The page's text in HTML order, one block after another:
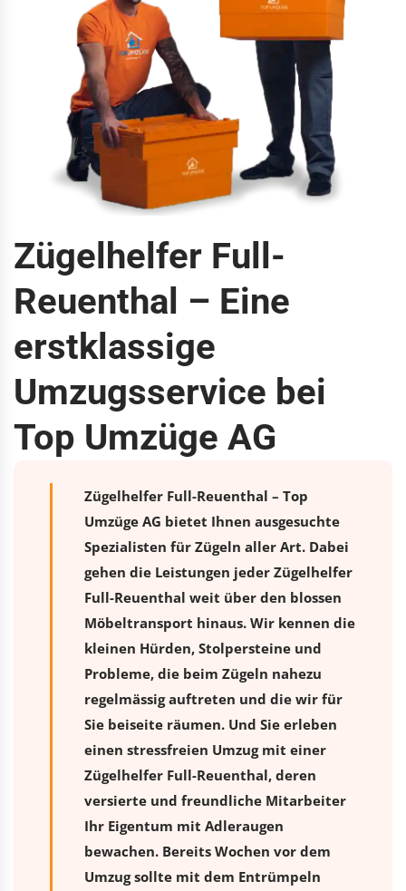
Zügelhelfer Full-
Reuenthal – Eine
erstklassige
Umzugsservice bei
Top Umzüge AG
Zügelhelfer Full-Reuenthal – Top
Umzüge AG bietet Ihnen ausgesuchte
Spezialisten für Zügeln aller Art. Dabei
gehen die Leistungen jeder Zügelhelfer
Full-Reuenthal weit über den blossen
Möbeltransport hinaus. Wir kennen die
kleinen Hürden, Stolpersteine und
Probleme, die beim Zügeln nahezu
regelmässig auftreten und die wir für
Sie beiseite räumen. Und Sie erleben
einen stressfreien Umzugmit einer
Zügelhelfer Full-Reuenthal, deren
versierte und freundliche Mitarbeiter
Ihr Eigentum mit Adleraugen
bewachen. Bereits Wochen vor dem
Umzug sollte mit dem Entrümpeln